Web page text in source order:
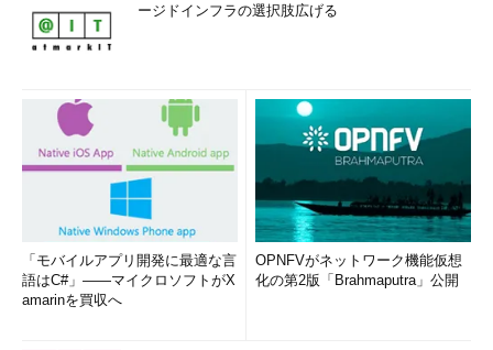
ージドインフラの選択肢広げる
「モバイルアプリ開発に最適な言
語はC#」――マイクロソフトがX
amarinを買収へ
OPNFVがネットワーク機能仮想
化の第2版「Brahmaputra」公開